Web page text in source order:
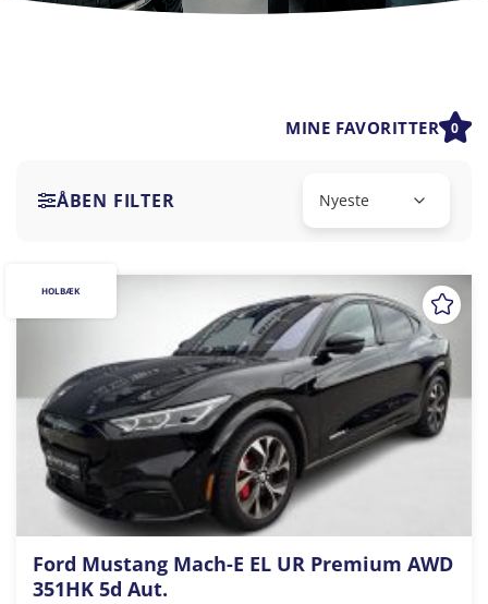
MINE FAVORITTER 0
ÅBEN FILTER
Ford Mustang Mach-E EL UR Premium AWD
351HK 5d Aut.
HOLBÆK